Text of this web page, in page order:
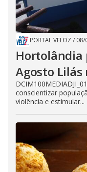
PORTAL VELOZ / 08/
Hortolândia
Agosto Lilás
conscientizar
violência e estimular...